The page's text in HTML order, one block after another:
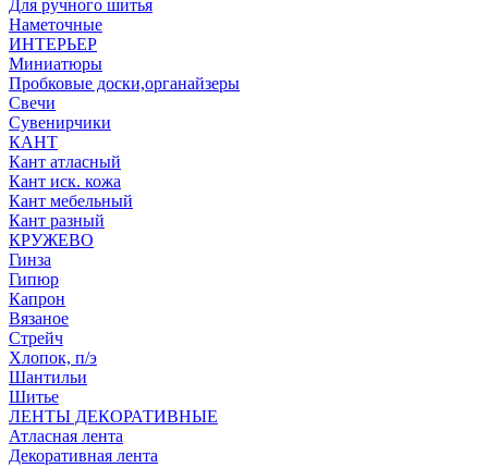
Для ручного шитья
Наметочные
ИНТЕРЬЕР
Миниатюры
Пробковые доски,органайзеры
Свечи
Сувенирчики
КАНТ
Кант атласный
Кант иск. кожа
Кант мебельный
Кант разный
КРУЖЕВО
Гинза
Гипюр
Капрон
Вязаное
Стрейч
Хлопок, п/э
Шантильи
Шитье
ЛЕНТЫ ДЕКОРАТИВНЫЕ
Атласная лента
Декоративная лента